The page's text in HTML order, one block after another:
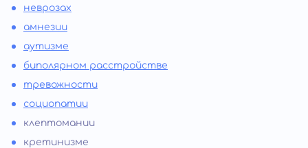
неврозах
амнезии
аутизме
биполярном расстройстве
тревожности
социопатии
клептомании
кретинизме